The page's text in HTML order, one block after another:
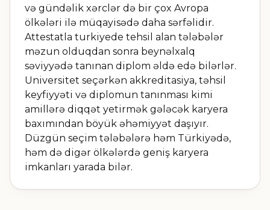
və gündəlik xərclər də bir çox Avropa
ölkələri ilə müqayisədə daha sərfəlidir.
Attestatla turkiyede tehsil alan tələbələr
məzun olduqdan sonra beynəlxalq
səviyyədə tanınan diplom əldə edə bilərlər.
Universitet seçərkən akkreditasiya, təhsil
keyfiyyəti və diplomun tanınması kimi
amillərə diqqət yetirmək gələcək karyera
baxımından böyük əhəmiyyət daşıyır.
Düzgün seçim tələbələrə həm Türkiyədə,
həm də digər ölkələrdə geniş karyera
imkanları yarada bilər.